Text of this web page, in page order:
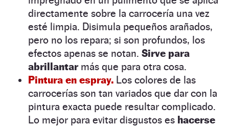
directamente sobre la carrocería una vez
esté limpia. Disimula pequeños arañados,
pero no los repara; si son profundos, los
efectos apenas se notan. Sirve para
abrillantarmás que para otra cosa.
Pintura en espray. Los colores de las
carrocerías son tan variados que dar con la
pintura exacta puede resultar complicado.
Lo mejor para evitar disgustos es hacerse